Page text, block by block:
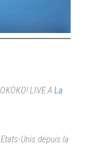
LIVE A La
Unis depuis la